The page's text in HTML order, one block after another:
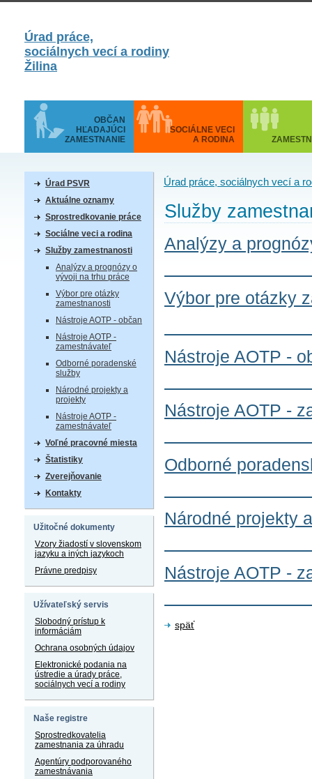
Úrad práce,
sociálnych vecí a rodiny
Žilina
OBČAN
HĽADAJÚCI
ZAMESTNANIE
SOCIÁLNE VECI
A RODINA
Úrad PSVR
Aktuálne oznamy
Sprostredkovanie práce
Sociálne veci a rodina
Služby zamestnanosti
Analýzy a prognózy o
vývoji na trhu práce
Výbor pre otázky
zamestnanosti
Nástroje AOTP - občan
Nástroje AOTP -
zamestnávateľ
Odborné poradenské
služby
Národné projekty a
projekty
Nástroje AOTP -
zamestnávateľ
Voľné pracovné miesta
Štatistiky
Zverejňovanie
Kontakty
Užitočné dokumenty
Vzory žiadostí v slovenskom
jazyku a iných jazykoch
Právne predpisy
Užívateľský servis
Slobodný prístup k
informáciám
Ochrana osobných údajov
Elektronické podania na
ústredie a úrady práce,
sociálnych vecí a rodiny
Naše registre
Sprostredkovatelia
zamestnania za úhradu
Agentúry podporovaného
zamestnávania
Úrad práce, sociálnych vecí a
Služby
Analýzy a
Výbor pre otázky
Nástroje AOTP -
Nástroje AOTP -
Odborné
Národné projekty
Nástroje AOTP -
späť